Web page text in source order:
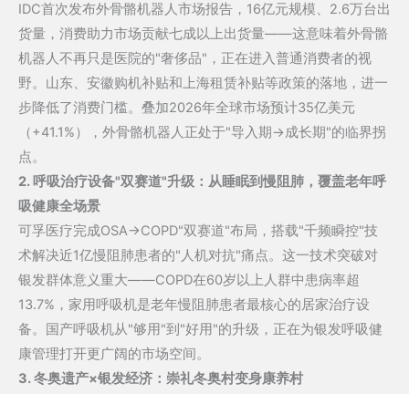
IDC首次发布外骨骼机器人市场报告，16亿元规模、2.6万台出
货量，消费助力市场贡献七成以上出货量——这意味着外骨骼
机器人不再只是医院的"奢侈品"，正在进入普通消费者的视
野。山东、安徽购机补贴和上海租赁补贴等政策的落地，进一
步降低了消费门槛。叠加2026年全球市场预计35亿美元
（+41.1%），外骨骼机器人正处于"导入期→成长期"的临界拐
点。
2. 呼吸治疗设备"双赛道"升级：从睡眠到慢阻肺，覆盖老年呼
吸健康全场景
可孚医疗完成OSA→COPD"双赛道"布局，搭载"千频瞬控"技
术解决近1亿慢阻肺患者的"人机对抗"痛点。这一技术突破对
银发群体意义重大——COPD在60岁以上人群中患病率超
13.7%，家用呼吸机是老年慢阻肺患者最核心的居家治疗设
备。国产呼吸机从"够用"到"好用"的升级，正在为银发呼吸健
康管理打开更广阔的市场空间。
3. 冬奥遗产×银发经济：崇礼冬奥村变身康养村
破
解
慢
阻
肺"人
机
对
抗"难
题；
中
国
外
骨
骼
机
器